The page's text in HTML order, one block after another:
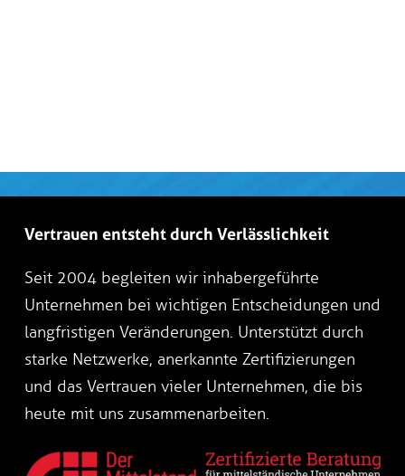
Vertrauen entsteht durch Verlässlichkeit
Seit 2004 begleiten wir inhabergeführte
Unternehmen bei wichtigen Entscheidungen und
langfristigen Veränderungen. Unterstützt durch
starke Netzwerke, anerkannte Zertifizierungen
und das Vertrauen vieler Unternehmen, die bis
heute mit uns zusammenarbeiten.